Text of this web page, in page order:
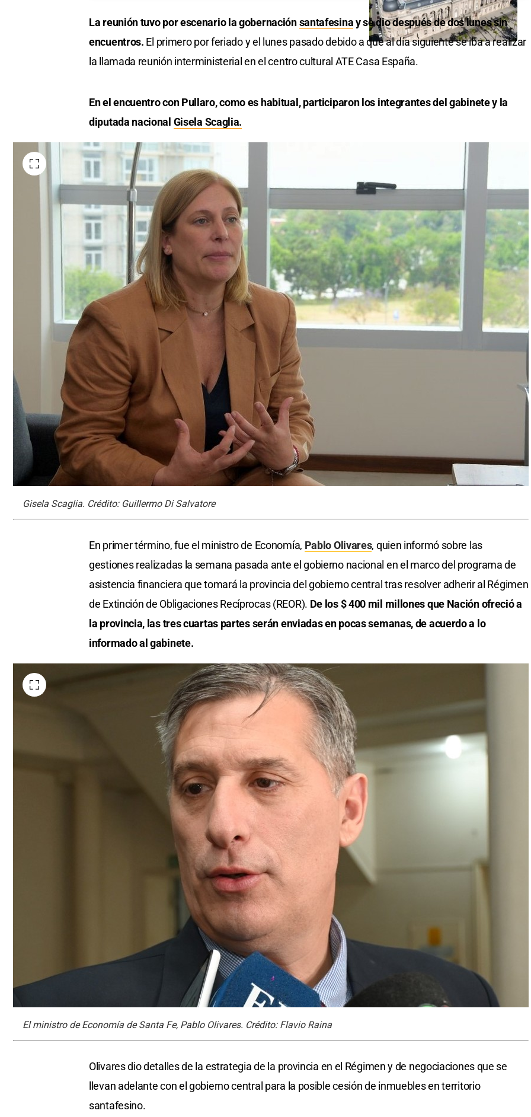
La reunión tuvo por escenario la gobernaciónsantafesinay se dio después de dos lunes sin
encuentros. El primero por feriado y el lunes pasado debido a que al día siguiente se iba a realizar
la llamada reunión interministerial en el centro cultural ATE Casa España.
En el encuentro con Pullaro, como es habitual, participaron los integrantes del gabinete y la
diputada nacional Gisela Scaglia.
Gisela Scaglia. Crédito: Guillermo Di Salvatore
En primer término, fue el ministro de Economía, Pablo Olivares, quien informó sobre las
gestiones realizadas la semana pasada ante el gobierno nacional en el marco del programa de
asistencia financiera que tomará la provincia del gobierno central tras resolver adherir al Régimen
de Extinción de Obligaciones Recíprocas (REOR). De los $ 400 mil millones que Nación ofreció a
la provincia, las tres cuartas partes serán enviadas en pocas semanas, de acuerdo a lo
informado al gabinete.
El ministro de Economía de Santa Fe, Pablo Olivares. Crédito: Flavio Raina
Olivares dio detalles de la estrategia de la provincia en el Régimen y de negociaciones que se
llevan adelante con el gobierno central para la posible cesión de inmuebles en territorio
santafesino.